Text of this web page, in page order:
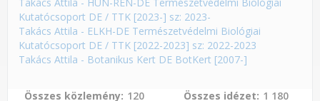
Kutatócsoport DE / TTK [2023-] sz: 2023-
Takács Attila - ELKH-DE Természetvédelmi Biológiai
Kutatócsoport DE / TTK [2022-2023] sz: 2022-2023
Takács Attila - Botanikus Kert DE BotKert [2007-]
Összes közlemény 120 Összes idézet 1 180